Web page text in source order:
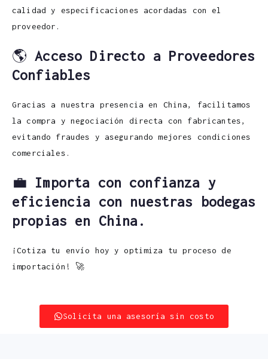
calidad y especificaciones acordadas con el
proveedor.
🌎Acceso Directo a Proveedores
Confiables
Gracias a nuestra presencia en China, facilitamos
la compra y negociación directa con fabricantes,
evitando fraudes y asegurando mejores condiciones
comerciales.
💼 Importa con confianza y
eficiencia con nuestras bodegas
propias en China.
¡Cotiza tu envío hoy y optimiza tu proceso de
importación! 🚀
Solicita una asesoría sin costo